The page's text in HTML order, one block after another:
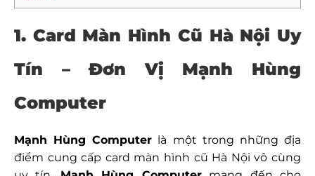
1. Card Màn Hình Cũ Hà Nội Uy
Tín – Đơn Vị Mạnh Hùng
Computer
Mạnh Hùng Computer là một trong những địa
điểm cung cấp card màn hình cũ Hà Nội vô cùng